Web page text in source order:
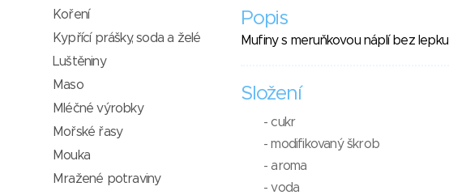
Popis
Mufiny s meruňkovou náplí bez lepku
Složení
- cukr
- modifikovaný škrob
- aroma
- voda
Koření
Kypřící prášky, soda a želé
Luštěniny
Maso
Mléčné výrobky
Mořské řasy
Mouka
Mražené potraviny